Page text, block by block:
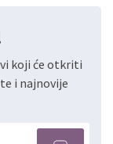
koji će otkriti
i najnovije